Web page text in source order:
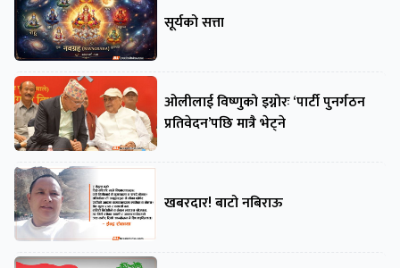
सूर्यको सत्ता
ओलीलाई विष्णुको इग्नोरः ‘पार्टी पुनर्गठन
प्रतिवेदन’पछि मात्रै भेट्ने
खबरदार! बाटो नबिराऊ